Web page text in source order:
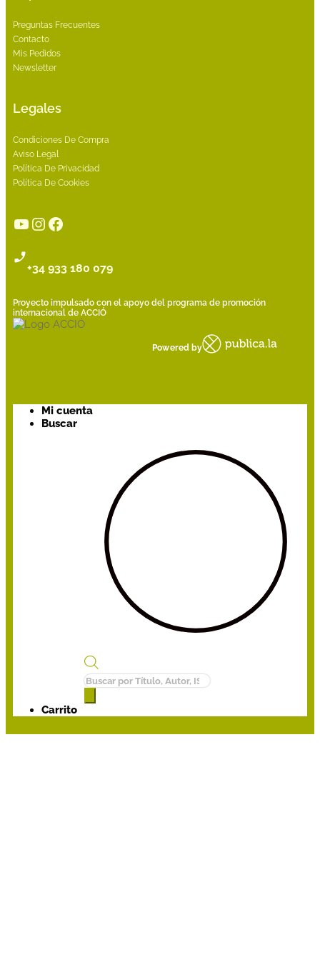
Preguntas Frecuentes
Contacto
Mis Pedidos
Newsletter
Legales
Condiciones De Compra
Aviso Legal
Política De Privacidad
Política De Cookies
YouTube
Instagram
Facebook
+34 933 180 079
Proyecto impulsado con el apoyo del programa de promoción
internacional de ACCIÓ
Powered by
Mi cuenta
Buscar
Búsqueda
de
Carrito